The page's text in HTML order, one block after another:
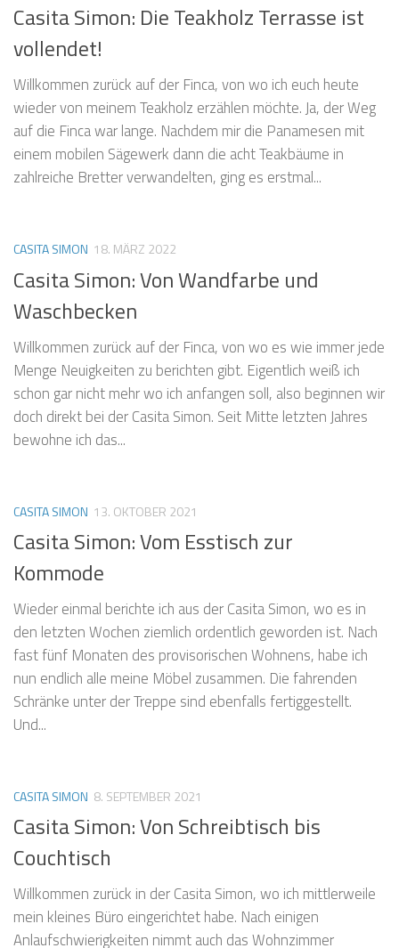
Casita Simon: Die Teakholz Terrasse ist
vollendet!
Willkommen zurück auf der Finca, von wo ich euch heute
wieder von meinem Teakholz erzählen möchte. Ja, der Weg
auf die Finca war lange. Nachdem mir die Panamesen mit
einem mobilen Sägewerk dann die acht Teakbäume in
zahlreiche Bretter verwandelten, ging es erstmal...
CASITA SIMON 18. MÄRZ 2022
Casita Simon: Von Wandfarbe und
Waschbecken
Willkommen zurück auf der Finca, von wo es wie immer jede
Menge Neuigkeiten zu berichten gibt. Eigentlich weiß ich
schon gar nicht mehr wo ich anfangen soll, also beginnen wir
doch direkt bei der Casita Simon. Seit Mitte letzten Jahres
bewohne ich das...
CASITA SIMON 13. OKTOBER 2021
Casita Simon: Vom Esstisch zur
Kommode
Wieder einmal berichte ich aus der Casita Simon, wo es in
den letzten Wochen ziemlich ordentlich geworden ist. Nach
fast fünf Monaten des provisorischen Wohnens, habe ich
nun endlich alle meine Möbel zusammen. Die fahrenden
Schränke unter der Treppe sind ebenfalls fertiggestellt.
Und...
CASITA SIMON 8. SEPTEMBER 2021
Casita Simon: Von Schreibtisch bis
Couchtisch
Willkommen zurück in der Casita Simon, wo ich mittlerweile
mein kleines Büro eingerichtet habe. Nach einigen
Anlaufschwierigkeiten nimmt auch das Wohnzimmer